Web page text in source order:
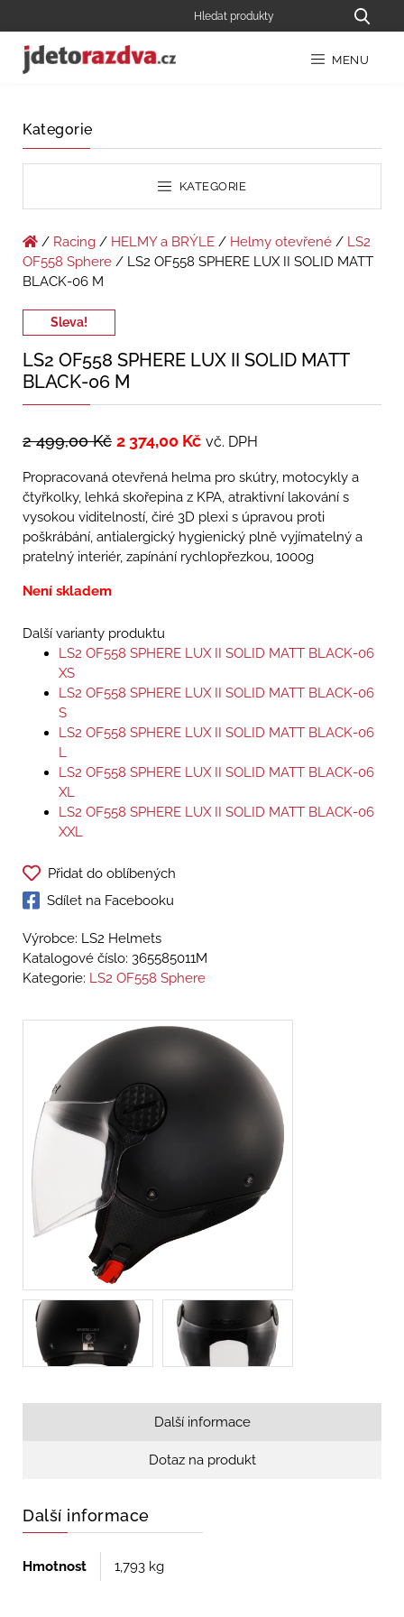
MENU
Kategorie
KATEGORIE
/ Racing / HELMY a BRÝLE / Helmy otevřené / LS2
OF558 Sphere / LS2 OF558 SPHERE LUX II SOLID MATT
BLACK-06 M
Sleva!
LS2 OF558 SPHERE LUX II SOLID MATT
BLACK-06 M
2 499,00Kč 2 374,00 Kč vč. DPH
Propracovaná otevřená helma pro skútry, motocykly a
čtyřkolky, lehká skořepina z KPA, atraktivní lakování s
vysokou viditelností, čiré 3D plexi s úpravou proti
poškrábání, antialergický hygienický plně vyjímatelný a
pratelný interiér, zapínání rychlopřezkou, 1000g
Není skladem
Další varianty produktu
LS2 OF558 SPHERE LUX II SOLID MATT BLACK-06
XS
LS2 OF558 SPHERE LUX II SOLID MATT BLACK-06
S
LS2 OF558 SPHERE LUX II SOLID MATT BLACK-06
L
LS2 OF558 SPHERE LUX II SOLID MATT BLACK-06
XL
LS2 OF558 SPHERE LUX II SOLID MATT BLACK-06
XXL
Přidat do oblíbených
Sdílet na Facebooku
Výrobce: LS2 Helmets
Katalogové číslo: 365585011M
Kategorie: LS2 OF558 Sphere
Další informace
Dotaz na produkt
Další informace
Hmotnost 1,793 kg